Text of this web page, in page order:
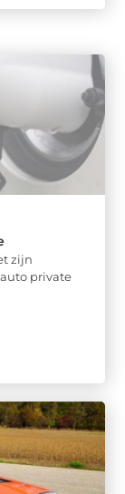
zijn
private